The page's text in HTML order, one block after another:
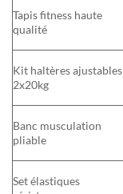
Tapis fitness haute
qualité
Kit haltères ajustables
2x20kg
Banc musculation
pliable
Set élastiques